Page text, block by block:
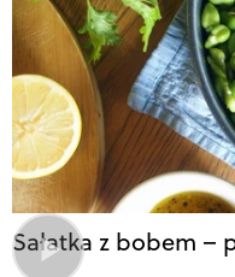
Sałatka z bobem –